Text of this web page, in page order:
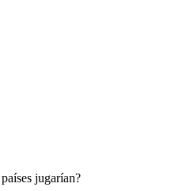
jugarían?